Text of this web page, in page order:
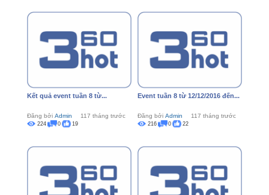
Kết quả event tuần 8 từ...
Đăng bởi Admin 117 tháng trước
224 0 19
Event tuần 8 từ 12/12/2016 đến...
Đăng bởi Admin 117 tháng trước
216 0 22